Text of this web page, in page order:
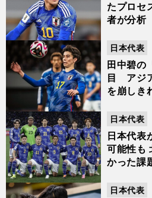
たプロセ
者が分析
田中碧の
目 アジ
を崩しき
日本代表
日本代表
可能性も
かった課
日本代表
日本代表